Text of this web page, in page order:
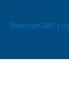
SitemapCMS